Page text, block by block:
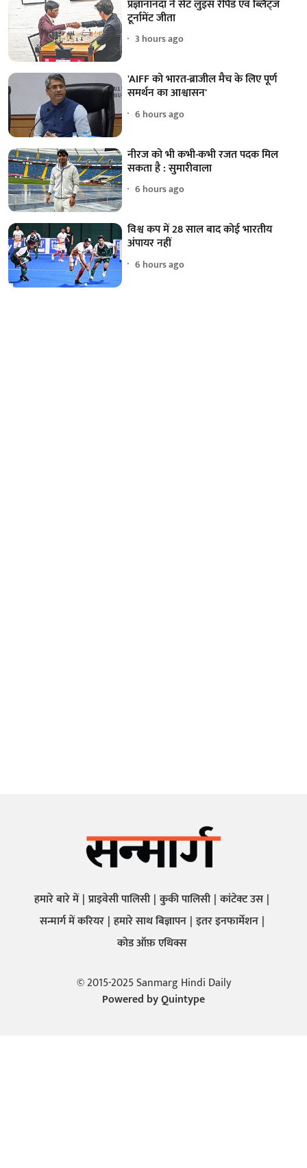
प्रज्ञानानंदा ने सेंट लुइस रैपिड एवं ब्लिट्ज
टूर्नामेंट जीता
3 hours ago
'AIFF को भारत-ब्राजील मैच के लिए पूर्ण
समर्थन का आश्वासन'
6 hours ago
नीरज को भी कभी-कभी रजत पदक मिल
सकता है : सुमारीवाला
6 hours ago
विश्व कप में 28 साल बाद कोई भारतीय
अंपायर नहीं
6 hours ago
हमारे बारे में प्राइवेसी पालिसी कुकी पालिसी कांटेक्ट उस
सन्मार्ग में करियर हमारे साथ बिज्ञापन इतर इनफार्मेशन
कोड ऑफ़ एथिक्स
© 2015-2025 Sanmarg Hindi Daily
Powered byQuintype